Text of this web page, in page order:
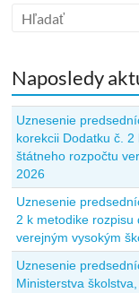
Naposledy
Uznesenie
korekcii Dodatku č.
štátneho rozpočtu
2026
Uznesenie
2 k metodike
verejným vysokým
Uznesenie
Ministerstva